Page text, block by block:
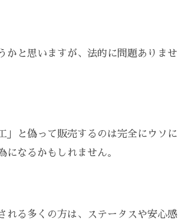
かと思いますが、法的に問題ありませ
」と偽って販売するのは完全にウソに
になるかもしれません。
れる多くの方は、ステータスや安心感